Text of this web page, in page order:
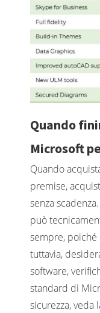
Quando
Microsoft
Quando
premise,
senza
può
sempre, poiché
tuttavia,
software,
standard di
sicurezza, veda